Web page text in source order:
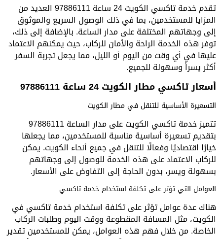
تقدم خدمة تاكسي الكويت 24 ساعة 97886111 العديد من
المزايا للمستخدمين، بما في ذلك الوصول السريع والموثوق
إلى وجهاتهم المختلفة على مدار الساعة. بالإضافة إلى ذلك،
توفر هذه الخدمة الراحة والأمان للركاب، حيث يمكنهم الاعتماد
عليها في أي وقت من اليوم أو الليل، مما يجعل تجربة السفر
أكثر يسراً وسهولة للجميع.
أسعار تاكسي مطار الكويت 24 ساعة 97886111
التسعيرة الأساسية للتنقل في مطار الكويت
تتميز خدمة تاكسي الكويت على مدار الساعة 97886111
بتقديم تسعيرة أساسية مناسبة للمستخدمين، مما يجعلها
خيارًا اقتصاديًا وفعالًا للتنقل في جميع أنحاء الكويت. يمكن
للركاب الاعتماد على هذه الخدمة للوصول إلى وجهاتهم
بسهولة ويسر، بدون الحاجة إلى التفاوض على الأسعار.
العوامل التي تؤثر على تكلفة استخدام خدمة تاكسي
هناك عدة عوامل تؤثر على تكلفة استخدام خدمة تاكسي في
الكويت، مثل المسافة المقطوعة ووقت اليوم وطلبات الركاب
الخاصة. من خلال فهم هذه العوامل، يمكن للمستخدمين تقدير